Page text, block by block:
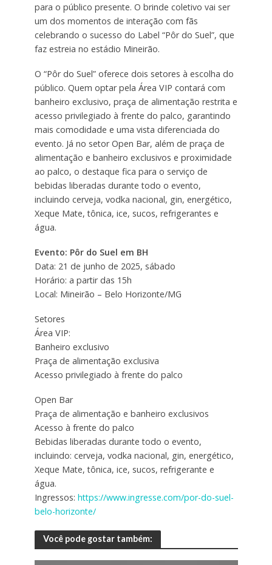
para o público presente. O brinde coletivo vai ser
um dos momentos de interação com fãs
celebrando o sucesso do Label “Pôr do Suel”, que
faz estreia no estádio Mineirão.
O “Pôr do Suel” oferece dois setores à escolha do
público. Quem optar pela Área VIP contará com
banheiro exclusivo, praça de alimentação restrita e
acesso privilegiado à frente do palco, garantindo
mais comodidade e uma vista diferenciada do
evento. Já no setor Open Bar, além de praça de
alimentação e banheiro exclusivos e proximidade
ao palco, o destaque fica para o serviço de
bebidas liberadas durante todo o evento,
incluindo cerveja, vodka nacional, gin, energético,
Xeque Mate, tônica, ice, sucos, refrigerantes e
água.
Evento: Pôr do Suel em BH
Data: 21 de junho de 2025, sábado
Horário: a partir das 15h
Local: Mineirão – Belo Horizonte/MG
Setores
Área VIP:
Banheiro exclusivo
Praça de alimentação exclusiva
Acesso privilegiado à frente do palco
Open Bar
Praça de alimentação e banheiro exclusivos
Acesso à frente do palco
Bebidas liberadas durante todo o evento,
incluindo: cerveja, vodka nacional, gin, energético,
Xeque Mate, tônica, ice, sucos, refrigerante e
água.
Ingressos: https://www.ingresse.com/por-do-suel-
belo-horizonte/
Você pode gostar também: